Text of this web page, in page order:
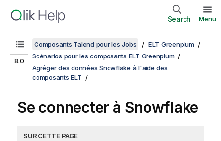
Search Menu
8.0
Composants Talend pour les Jobs
ELT Greenplum
Scénarios pour les composants ELT Greenplum
Agréger des données Snowflake à l'aide des
composants ELT
Se connecter à Snowflake
SUR CETTE PAGE